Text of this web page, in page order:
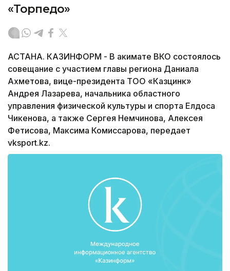
«Торпедо»
АСТАНА. КАЗИНФОРМ - В акимате ВКО состоялось
совещание с участием главы региона Даниала
Ахметова, вице-президента ТОО «Казцинк»
Андрея Лазарева, начальника областного
управления физической культуры и спорта Елдоса
Чикенова, а также Сергея Немчинова, Алексея
Фетисова, Максима Комиссарова, передает
vksport.kz.